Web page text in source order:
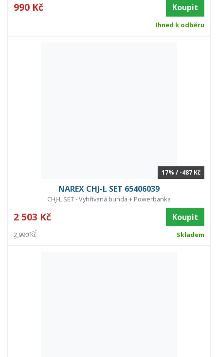
990 Kč Koupit
Ihned k odběru
17% / -487 Kč
NAREX CHJ-L SET 65406039
CHJ-L SET - Vyhřívaná bunda + Powerbanka
2 503 Kč Koupit
2 990 Kč Skladem